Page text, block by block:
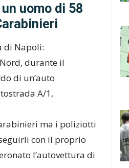
uomo di 58
di Napoli:
durante il
di un’auto
A/1,
ma i poliziotti
con il proprio
l’autovettura di